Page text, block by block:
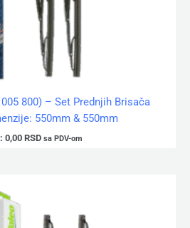
800) – Set Prednjih Brisača
550mm & 550mm
0,00 RSD sa PDV-om